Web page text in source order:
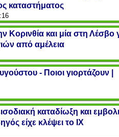
καταστήματος
Κορινθία και μία στη Λέσβο
από αμέλεια
- Ποιοι γιορτάζουν |
καταδίωξη και
είχε κλέψει το ΙΧ